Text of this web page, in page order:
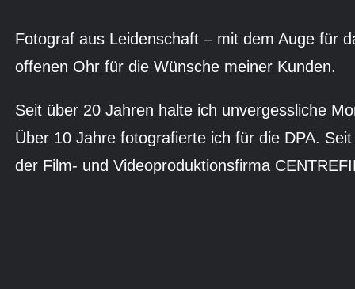
Fotograf aus Leidenschaft – mit dem Auge für
offenen Ohr für die Wünsche meiner Kunden.
Seit über 20 Jahren halte ich unvergessliche
Über 10 Jahre fotografierte ich für die DPA.
der Film- und Videoproduktionsfirma